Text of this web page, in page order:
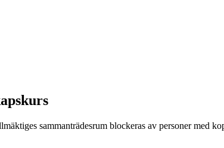
sammanträdesrum blockeras av personer med